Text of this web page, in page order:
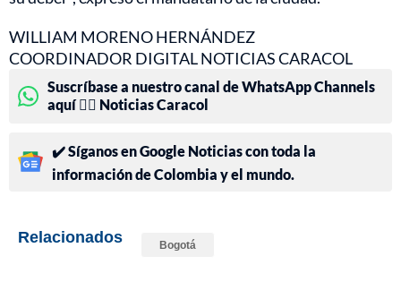
WILLIAM MORENO HERNÁNDEZ
COORDINADOR DIGITAL NOTICIAS CARACOL
Suscríbase a nuestro canal de WhatsApp Channels
aquí 👉🏻 Noticias Caracol
✔️ Síganos en Google Noticias con toda la
información de Colombia y el mundo.
Relacionados Bogotá